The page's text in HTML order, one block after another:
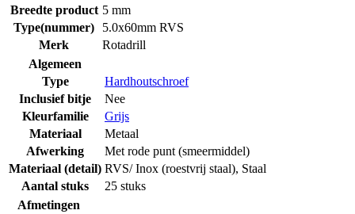
Breedte product 5 mm
Type(nummer)
5.0x60mm RVS
Merk
Rotadrill
Algemeen
Type
Hardhoutschroef
Inclusief bitje
Nee
Kleurfamilie
Grijs
Materiaal
Metaal
Afwerking
Met rode punt (smeermiddel)
Materiaal (detail) RVS/ Inox (roestvrij staal), Staal
Aantal stuks
25 stuks
Afmetingen